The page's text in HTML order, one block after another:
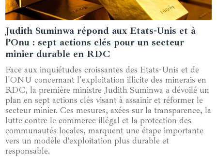
10 octobre 2024
Judith Suminwa répond aux Etats-Unis et à
l’Onu : sept actions clés pour un secteur
minier durable en RDC
Face aux inquiétudes croissantes des Etats-Unis et de
l'ONU concernant l'exploitation illicite des minerais en
RDC, la première ministre Judith Suminwa a dévoilé un
plan en sept actions clés visant à assainir et réformer le
secteur minier. Ces mesures, axées sur la transparence, la
lutte contre le commerce illégal et la protection des
communautés locales, marquent une étape importante
vers un modèle d’exploitation plus durable et
responsable.